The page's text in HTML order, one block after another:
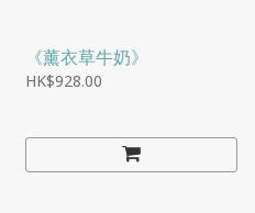
《薰衣草牛奶》
HK$928.00